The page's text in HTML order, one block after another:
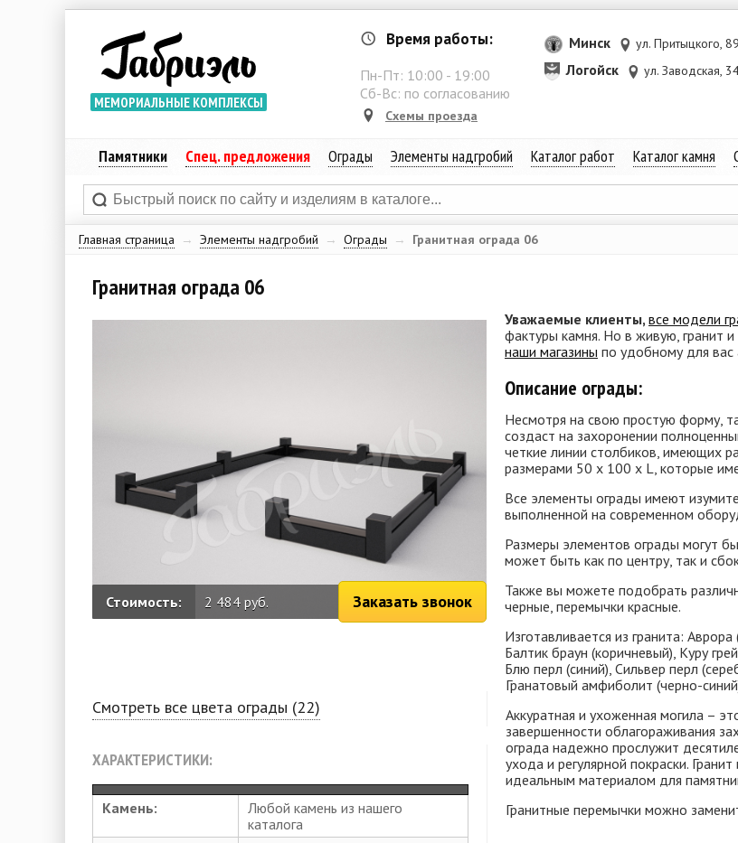
МЕМОРИАЛЬНЫЕ КОМПЛЕКСЫ
Время работы:
Пн-Пт: 10:00 - 19:00
Сб-Вс: по согласованию
Схемы проезда
Минск ул. Притыцкого, 89
Логойск ул. Заводская,
Памятники Спец. предложения Ограды Элементы надгробий Каталог работ Каталог камня
Главная страница → Элементы надгробий → Ограды → Гранитная ограда 06
Гранитная ограда 06
Стоимость: 2 484 руб. Заказать звонок
Смотреть все цвета ограды (22)
ХАРАКТЕРИСТИКИ:
Камень:
Любой камень из нашего
каталога
Уважаемые клиенты, все модели
фактуры камня. Но в живую, гранит
наши магазины по удобному для вас
Описание ограды:
Несмотря на свою простую форму,
создаст на захоронении
четкие линии столбиков, имеющих
размерами 50 х 100 х L, которые
Все элементы ограды имеют
выполненной на современном
Размеры элементов ограды могут
может быть как по центру, так и
Также вы можете подобрать
черные, перемычки красные.
Изготавливается из гранита:
Балтик браун (коричневый), Куру
Блю перл (синий), Сильвер перл
Гранатовый амфиболит (черно-
Аккуратная и ухоженная могила –
завершенности облагораживания
ограда надежно прослужит
ухода и регулярной покраски.
идеальным материалом для
Гранитные перемычки можно